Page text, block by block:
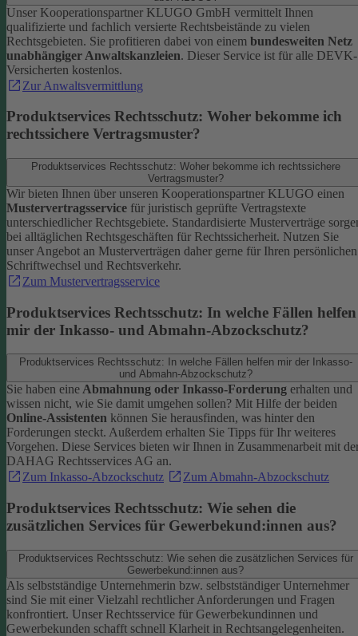
Unser Kooperationspartner KLUGO GmbH vermittelt Ihnen
qualifizierte und fachlich versierte Rechtsbeistände zu vielen
Rechtsgebieten. Sie profitieren dabei von einem bundesweiten Netz
unabhängiger Anwaltskanzleien. Dieser Service ist für alle DEVK-
Versicherten kostenlos.
Zur Anwaltsvermittlung
Produktservices Rechtsschutz: Woher bekomme ich
rechtssichere Vertragsmuster?
Produktservices Rechtsschutz: Woher bekomme ich rechtssichere
Vertragsmuster?
Wir bieten Ihnen über unseren Kooperationspartner KLUGO einen
Mustervertragsservice für juristisch geprüfte Vertragstexte
unterschiedlicher Rechtsgebiete. Standardisierte Musterverträge
bei alltäglichen Rechtsgeschäften für Rechtssicherheit. Nutzen Sie
unser Angebot an Musterverträgen daher gerne für Ihren persönlichen
Schriftwechsel und Rechtsverkehr.
Zum Mustervertragsservice
Produktservices Rechtsschutz: In welche Fällen helfen
mir der Inkasso- und Abmahn-Abzockschutz?
Produktservices Rechtsschutz: In welche Fällen helfen mir der Inkasso-
und Abmahn-Abzockschutz?
Sie haben eineAbmahnung oder Inkasso-Forderung erhalten und
wissen nicht, wie Sie damit umgehen sollen? Mit Hilfe der beiden
Online-Assistenten können Sie herausfinden, was hinter den
Forderungen steckt. Außerdem erhalten Sie Tipps für Ihr weiteres
Vorgehen. Diese Services bieten wir Ihnen in Zusammenarbeit mit
DAHAG Rechtsservices AG an.
Zum Inkasso-Abzockschutz
Zum Abmahn-Abzockschutz
Produktservices Rechtsschutz: Wie sehen die
zusätzlichen Services für Gewerbekund:innen aus?
Produktservices Rechtsschutz: Wie sehen die zusätzlichen Services für
Gewerbekund:innen aus?
Als selbstständige Unternehmerin bzw. selbstständiger Unternehmer
sind Sie mit einer Vielzahl rechtlicher Anforderungen und Fragen
konfrontiert. Unser Rechtsservice für Gewerbekundinnen und
Gewerbekunden schafft schnell Klarheit in Rechtsangelegenheiten.